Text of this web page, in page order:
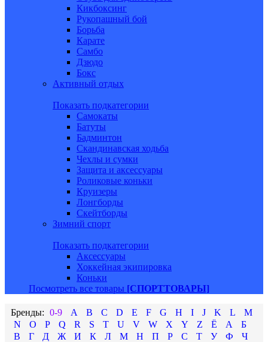
Кикбоксинг
Рукопашный бой
Борьба
Карате
Самбо
Дзюдо
Бокс
Активный отдых
Показать подкатегории
Самокаты
Батуты
Бадминтон
Скандинавская ходьба
Чехлы и сумки
Защита и аксессуары
Роликовые коньки
Круизеры
Лонгборды
Скейтборды
Зимний спорт
Показать подкатегории
Аксессуары
Хоккейная экипировка
Коньки
Посмотреть все товары [СПОРТТОВАРЫ]
0-9 A B C D E F G H I J K L
M
N
O P Q R S T U V W X Y Z Ё А
Б
В
Г Д Ж И К Л М Н П Р С Т У Ф
Ч